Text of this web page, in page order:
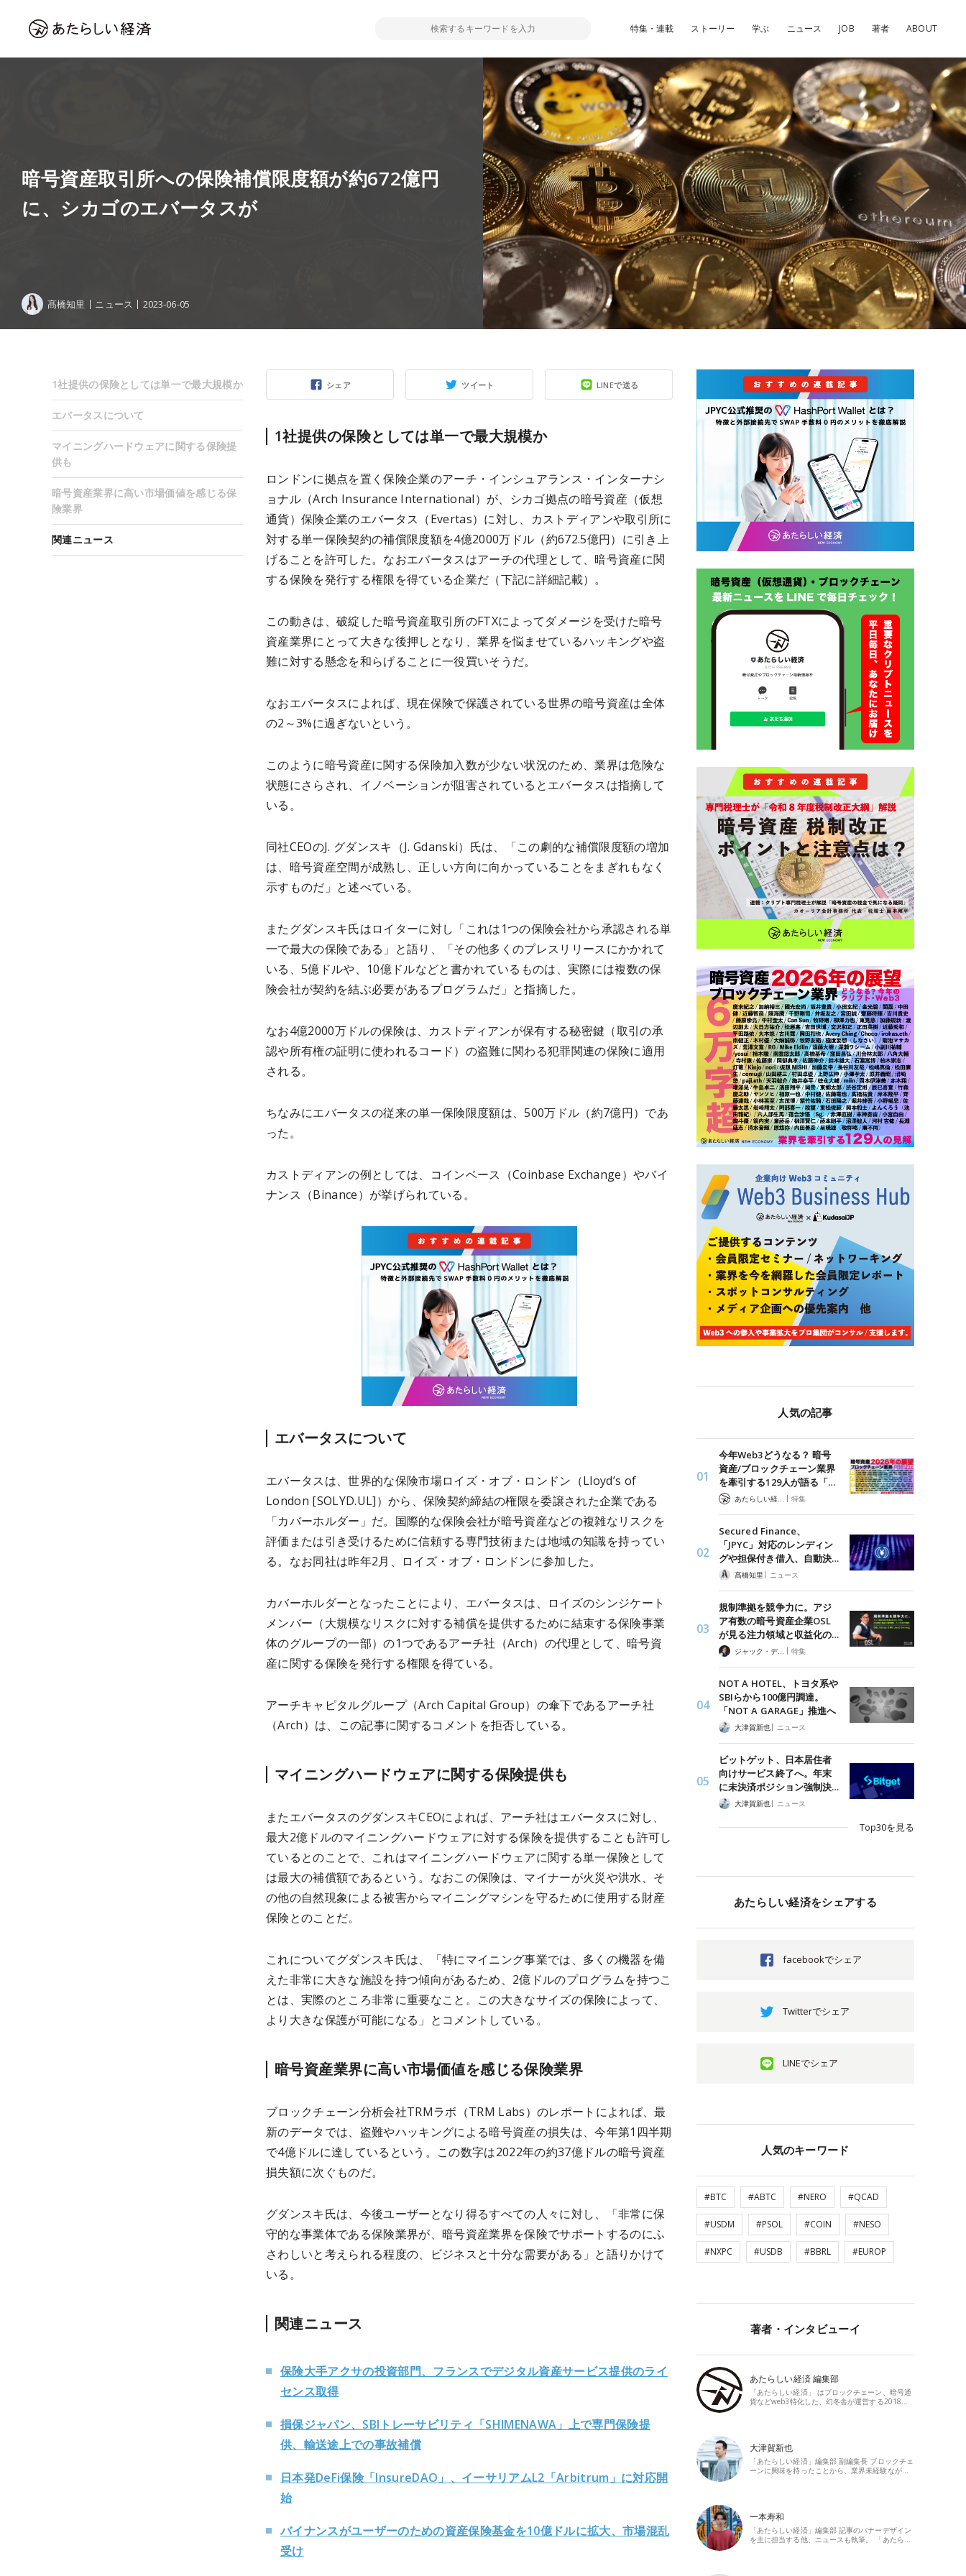
特集・連載 ストーリー 学ぶ ニュース JOB 著者 ABOUT
暗号資産取引所への保険補償限度額が約672億円
に、シカゴのエバータスが
髙橋知里 ニュース 2023-06-05
シェア ツイート LINEで送る
1社提供の保険としては単一で最大規模か
ロンドンに拠点を置く保険企業のアーチ・インシュアランス・インターナシ
ョナル（Arch Insurance International）が、シカゴ拠点の暗号資産（仮想
通貨）保険企業のエバータス（Evertas）に対し、カストディアンや取引所に
対する単一保険契約の補償限度額を4億2000万ドル（約672.5億円）に引き上
げることを許可した。 なおエバータスはアーチの代理として、暗号資産に関
する保険を発行する権限を得ている企業だ（下記に詳細記載）。
この動きは、破綻した暗号資産取引所のFTXによってダメージを受けた暗号
資産業界にとって大きな後押しとなり、業界を悩ませているハッキングや盗
難に対する懸念を和らげることに一役買いそうだ。
なおエバータスによれば、現在保険で保護されている世界の暗号資産は全体
の2～3%に過ぎないという。
このように暗号資産に関する保険加入数が少ない状況のため、業界は危険な
状態にさらされ、イノベーションが阻害されているとエバータスは指摘して
いる。
同社CEOのJ. グダンスキ（J. Gdanski）氏は、「この劇的な補償限度額の増加
は、暗号資産空間が成熟し、正しい方向に向かっていることをまぎれもなく
示すものだ」と述べている。
またグダンスキ氏はロイターに対し「これは1つの保険会社から承認される単
一で最大の保険である」と語り、「その他多くのプレスリリースにかかれて
いる、5億ドルや、10億ドルなどと書かれているものは、実際には複数の保
険会社が契約を結ぶ必要があるプログラムだ」と指摘した。
なお4億2000万ドルの保険は、カストディアンが保有する秘密鍵（取引の承
認や所有権の証明に使われるコード）の盗難に関わる犯罪関連の保険に適用
される。
ちなみにエバータスの従来の単一保険限度額は、500万ドル（約7億円）であ
った。
カストディアンの例としては、コインベース（Coinbase Exchange）やバイ
ナンス（Binance）が挙げられている。
エバータスについて
エバータスは、世界的な保険市場ロイズ・オブ・ロンドン（Lloyd’s of
London [SOLYD.UL]）から、保険契約締結の権限を委譲された企業である
「カバーホルダー」だ。国際的な保険会社が暗号資産などの複雑なリスクを
評価または引き受けるために信頼する専門技術または地域の知識を持ってい
る。なお同社は昨年2月、ロイズ・オブ・ロンドンに参加した。
カバーホルダーとなったことにより、エバータスは、ロイズのシンジケート
メンバー（大規模なリスクに対する補償を提供するために結束する保険事業
体のグループの一部）の1つであるアーチ社（Arch）の代理として、暗号資
産に関する保険を発行する権限を得ている。
アーチキャピタルグループ（Arch Capital Group）の傘下であるアーチ社
（Arch）は、この記事に関するコメントを拒否している。
マイニングハードウェアに関する保険提供も
またエバータスのグダンスキCEOによれば、アーチ社はエバータスに対し、
最大2億ドルのマイニングハードウェアに対する保険を提供することも許可し
ているとのことで、これはマイニングハードウェアに関する単一保険として
は最大の補償額であるという。なおこの保険は、マイナーが火災や洪水、そ
の他の自然現象による被害からマイニングマシンを守るために使用する財産
保険とのことだ。
これについてグダンスキ氏は、「特にマイニング事業では、多くの機器を備
えた非常に大きな施設を持つ傾向があるため、2億ドルのプログラムを持つこ
とは、実際のところ非常に重要なこと。この大きなサイズの保険によって、
より大きな保護が可能になる」とコメントしている。
暗号資産業界に高い市場価値を感じる保険業界
ブロックチェーン分析会社TRMラボ（TRM Labs）のレポートによれば、最
新のデータでは、盗難やハッキングによる暗号資産の損失は、今年第1四半期
で4億ドルに達しているという。この数字は2022年の約37億ドルの暗号資産
損失額に次ぐものだ。
グダンスキ氏は、今後ユーザーとなり得るすべての人々に対し、「非常に保
守的な事業体である保険業界が、暗号資産業界を保険でサポートするのにふ
さわしいと考えられる程度の、ビジネスと十分な需要がある」と語りかけて
いる。
関連ニュース
保険大手アクサの投資部門、フランスでデジタル資産サービス提供のライ
センス取得
損保ジャパン、SBIトレーサビリティ「SHIMENAWA」上で専門保険提
供、輸送途上での事故補償
日本発DeFi保険「InsureDAO」、イーサリアムL2「Arbitrum」に対応開
始
バイナンスがユーザーのための資産保険基金を10億ドルに拡大、市場混乱
受け
1社提供の保険としては単一で最大規模か
エバータスについて
マイニングハードウェアに関する保険提
供も
暗号資産業界に高い市場価値を感じる保
険業界
関連ニュース
人気の記事
今年Web3どうなる？ 暗号
資産/ブロックチェーン業界
を牽引する129人が語る「…
| 特集
Secured Finance、
「JPYC」対応のレンディン
グや担保付き借入、自動決…
髙橋知里 | ニュース
規制準拠を競争力に。アジ
ア有数の暗号資産企業OSL
が見る注力領域と収益化の…
ジャック・デロン（Jack Derong） | 特集
NOT A HOTEL、トヨタ系や
SBIらから100億円調達。
「NOT A GARAGE」推進へ
大津賀新也| ニュース
ビットゲット、日本居住者
向けサービス終了へ。年末
に未決済ポジション強制決…
大津賀新也| ニュース
Top30を見る
あたらしい経済をシェアする
facebookでシェア
Twitterでシェア
LINEでシェア
人気のキーワード
#BTC #ABTC #NERO #QCAD
#USDM #PSOL #COIN #NESO
#NXPC #USDB #BBRL #EUROP
著者・インタビューイ
あたらしい経済 編集部
「あたらしい経済」 はブロックチェーン、暗号通
貨などweb3特化した、幻冬舎が運営する2018…
大津賀新也
「あたらしい経済」編集部 副編集長 ブロックチェ
ーンに興味を持ったことから、業界未経験なが…
一本寿和
「あたらしい経済」編集部 記事のバナーデザイン
を主に担当する他、ニュースも執筆。 「あたら…